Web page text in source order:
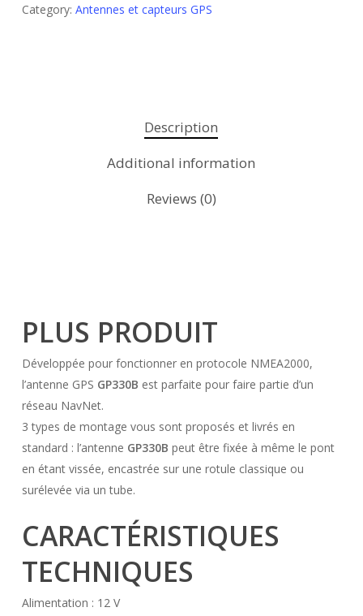
Category: Antennes et capteurs GPS
Description
Additional information
Reviews (0)
PLUS PRODUIT
Développée pour fonctionner en protocole NMEA2000,
l’antenne GPS GP330B est parfaite pour faire partie d’un
réseau NavNet.
3 types de montage vous sont proposés et livrés en
standard : l’antenne GP330B peut être fixée à même le pont
en étant vissée, encastrée sur une rotule classique ou
surélevée via un tube.
CARACTÉRISTIQUES
TECHNIQUES
Alimentation : 12 V